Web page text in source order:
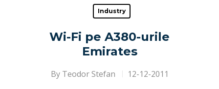
Hit enter to search or ESC to close
Industry
Wi-Fi pe A380-urile
Emirates
By Teodor Stefan 12-12-2011